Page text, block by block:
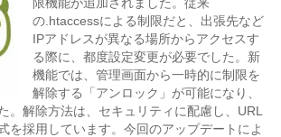
の.htaccessによる制限だと、出張先など
IPアドレスが異なる場所からアクセスす
る際に、都度設定変更が必要でした。新
機能では、管理画面から一時的に制限を
解除する「アンロック」が可能になり、
。解除方法は、セキュリティに配慮し、URL
を採用しています。今回のアップデートによ